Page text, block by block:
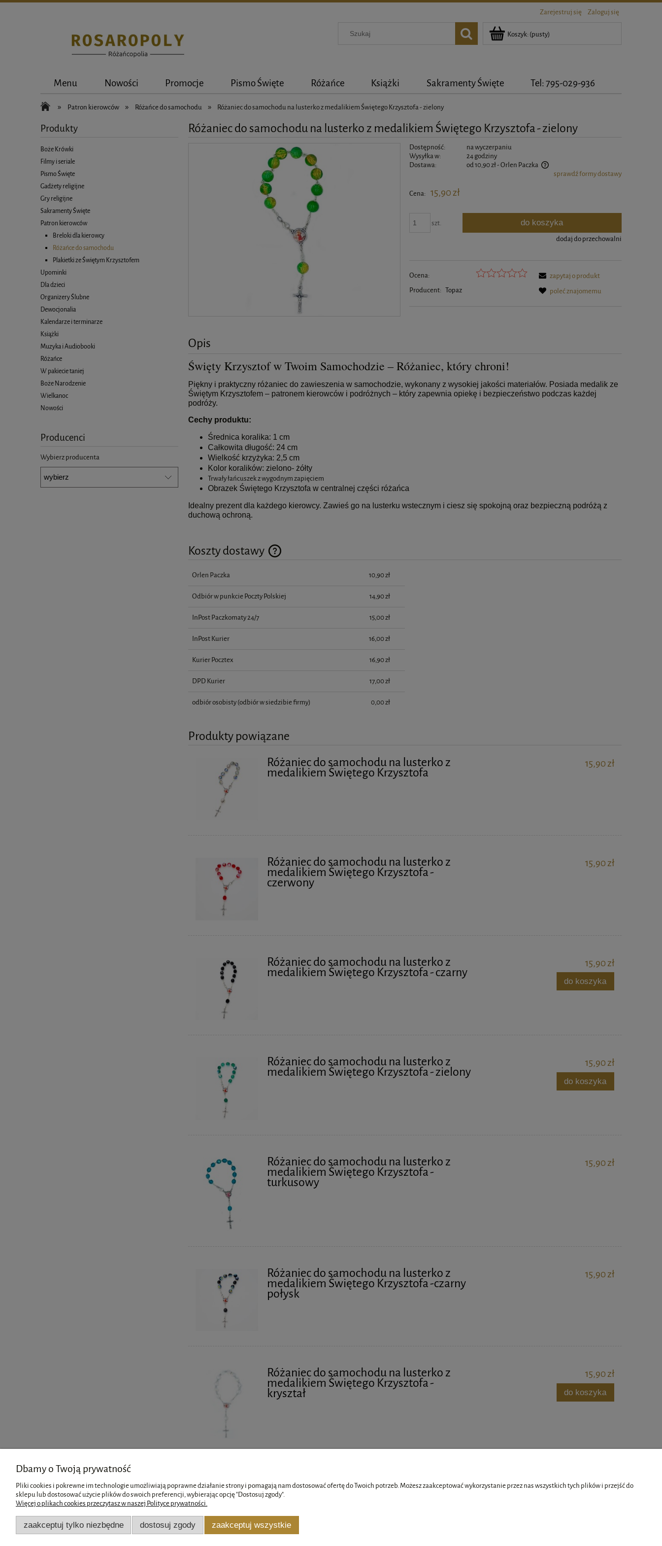
Zarejestruj się Zaloguj się
Koszyk: (pusty)
Menu Nowości Promocje Pismo Święte Różańce Książki Sakramenty Święte Tel: 795-029-936
» Patron kierowców » Różańce do samochodu » Różaniec do samochodu na lusterko z medalikiem Świętego Krzysztofa - zielony
Produkty
Boże Krówki
Filmy i seriale
Pismo Święte
Gadżety religijne
Gry religijne
Sakramenty Święte
Patron kierowców
Breloki dla kierowcy
Różańce do samochodu
Plakietki ze Świętym Krzysztofem
Upominki
Dla dzieci
Organizery Ślubne
Dewocjonalia
Kalendarze i terminarze
Książki
Muzyka i Audiobooki
Różańce
W pakiecie taniej
Boże Narodzenie
Wielkanoc
Nowości
Producenci
Wybierz producenta
Różaniec do samochodu na lusterko z medalikiem Świętego Krzysztofa - zielony
Dostępność:
na wyczerpaniu
Wysyłka w:
24 godziny
Dostawa:
od 10,90 zł- Orlen Paczka
Cena nie zawiera ewentualnych kosztów płatności
sprawdź formy dostawy
Cena: 15,90 zł
szt. do koszyka
dodaj do przechowalni
Ocena:
Producent: Topaz
zapytaj o produkt
poleć znajomemu
Opis
Święty Krzysztof w Twoim Samochodzie – Różaniec, który chroni!
Piękny i praktyczny różaniec do zawieszenia w samochodzie, wykonany z wysokiej jakości materiałów. Posiada medalik ze
Świętym Krzysztofem – patronem kierowców i podróżnych – który zapewnia opiekę i bezpieczeństwo podczas każdej
podróży.
Cechy produktu:
Średnica koralika: 1 cm
Całkowita długość: 24 cm
Wielkość krzyżyka: 2,5 cm
Kolor koralików: zielono- żółty
Trwały łańcuszek z wygodnym zapięciem
Obrazek Świętego Krzysztofa w centralnej części różańca
Idealny prezent dla każdego kierowcy. Zawieś go na lusterku wstecznym i ciesz się spokojną oraz bezpieczną podróżą z
duchową ochroną.
Koszty dostawy
Cena nie zawiera ewentualnych kosztów płatności
Orlen Paczka 10,90 zł
Odbiór w punkcie Poczty Polskiej 14,90 zł
InPost Paczkomaty 24/7 15,00 zł
InPost Kurier 16,00 zł
Kurier Pocztex 16,90 zł
DPD Kurier 17,00 zł
odbiór osobisty(odbiór w siedzibie firmy) 0,00 zł
Produkty powiązane
Różaniec do samochodu na lusterko z
medalikiem Świętego Krzysztofa
15,90 zł
Różaniec do samochodu na lusterko z
medalikiem Świętego Krzysztofa -
czerwony
15,90 zł
Różaniec do samochodu na lusterko z
medalikiem Świętego Krzysztofa - czarny
15,90 zł
do koszyka
Różaniec do samochodu na lusterko z
medalikiem Świętego Krzysztofa - zielony
15,90 zł
do koszyka
Różaniec do samochodu na lusterko z
medalikiem Świętego Krzysztofa -
turkusowy
15,90 zł
Różaniec do samochodu na lusterko z
medalikiem Świętego Krzysztofa -czarny
połysk
15,90 zł
Różaniec do samochodu na lusterko z
medalikiem Świętego Krzysztofa -
kryształ
15,90 zł
do koszyka
Pomoc
Zwroty i reklamacje
Moje konto
Twoje zamówienia
Formy płatności
Dbamy o Twoją prywatność
Pliki cookies i pokrewne im technologie umożliwiają poprawne działanie strony i pomagają nam dostosować ofertę do Twoich potrzeb. Możesz zaakceptować wykorzystanie przez nas wszystkich tych plików i przejść do
sklepu lub dostosować użycie plików do swoich preferencji, wybierając opcję "Dostosuj zgody".
Więcej o plikach cookies przeczytasz w naszej Polityce prywatności.
zaakceptuj tylko niezbędne dostosuj zgody zaakceptuj wszystkie